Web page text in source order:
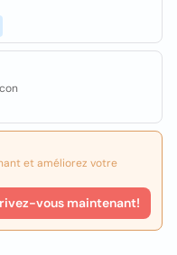
et améliorez votre
vous maintenant!